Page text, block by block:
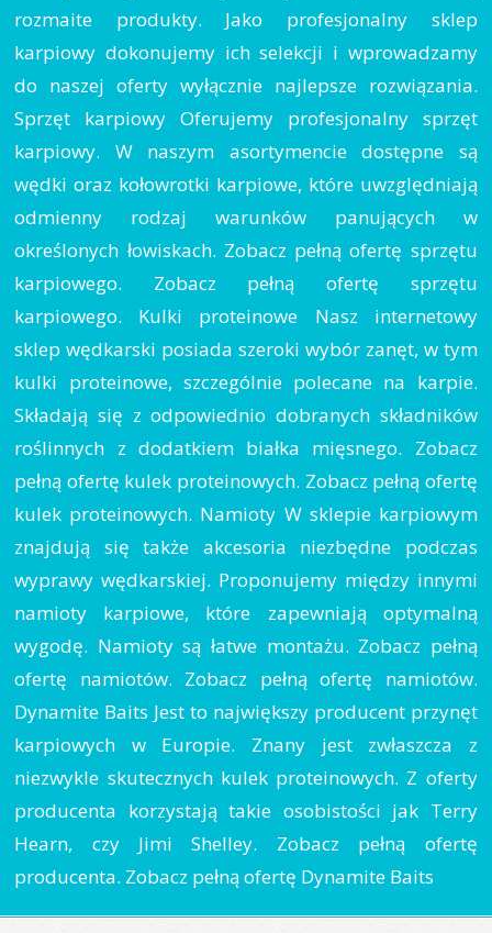
rozmaite produkty. Jako profesjonalny sklep
karpiowy dokonujemy ich selekcji i wprowadzamy
do naszej oferty wyłącznie najlepsze rozwiązania.
Sprzęt karpiowy Oferujemy profesjonalny sprzęt
karpiowy. W naszym asortymencie dostępne są
wędki oraz kołowrotki karpiowe, które uwzględniają
odmienny rodzaj warunków panujących w
określonych łowiskach. Zobacz pełną ofertę sprzętu
karpiowego. Zobacz pełną ofertę sprzętu
karpiowego. Kulki proteinowe Nasz internetowy
sklep wędkarski posiada szeroki wybór zanęt, w tym
kulki proteinowe, szczególnie polecane na karpie.
Składają się z odpowiednio dobranych składników
roślinnych z dodatkiem białka mięsnego. Zobacz
pełną ofertę kulek proteinowych. Zobacz pełną ofertę
kulek proteinowych. Namioty W sklepie karpiowym
znajdują się także akcesoria niezbędne podczas
wyprawy wędkarskiej. Proponujemy między innymi
namioty karpiowe, które zapewniają optymalną
wygodę. Namioty są łatwe montażu. Zobacz pełną
ofertę namiotów. Zobacz pełną ofertę namiotów.
Dynamite Baits Jest to największy producent przynęt
karpiowych w Europie. Znany jest zwłaszcza z
niezwykle skutecznych kulek proteinowych. Z oferty
producenta korzystają takie osobistości jak Terry
Hearn, czy Jimi Shelley. Zobacz pełną ofertę
producenta. Zobacz pełną ofertę Dynamite Baits